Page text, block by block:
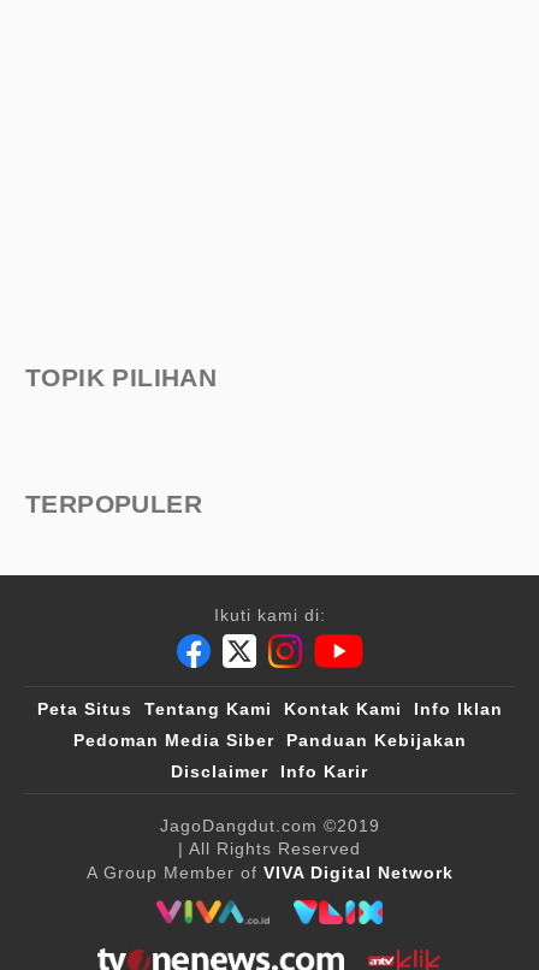
TOPIK PILIHAN
TERPOPULER
Ikuti kami di:
Peta Situs Tentang Kami Kontak Kami
Info Iklan
Pedoman Media Siber
Panduan Kebijakan
Disclaimer
Info Karir
JagoDangdut.com ©2019
| All Rights Reserved
A Group Member of VIVA Digital Network